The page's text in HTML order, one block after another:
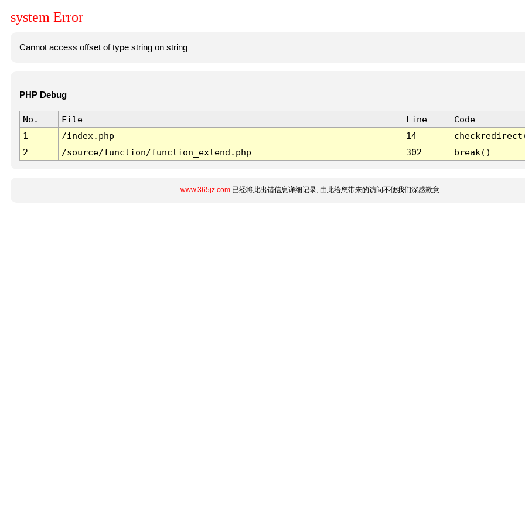
system Error
Cannot access offset of type string on string
PHP Debug
No. File Line
Code
1
/index.php 14
2
/source/function/function_extend.php 302 break()
www.365jz.com已经将此出错信息详细记录, 由此给您带来的访问不便我们深感歉意.